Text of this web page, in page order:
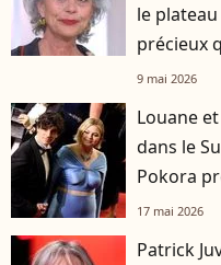
le
précieux
9 mai 2026
Louane
dans le
Pokora
17 mai 2026
Patrick